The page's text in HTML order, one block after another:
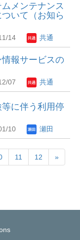
メンテナンス
いて（お知ら
14 共通
情報サービスの
07 共通
に伴う利用停
10 瀬田
11 12 »